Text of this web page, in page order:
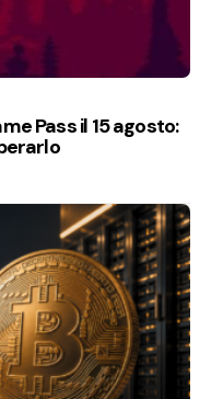
Pass il 15 agosto: